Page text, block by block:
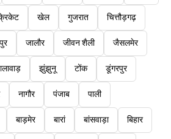
खेल गुजरात चित्तौड़गढ़
जालौर जीवन शैली जैसलमेर
झुंझुनू टोंक डूंगरपुर
नागौर पंजाब पाली
बाड़मेर बारां बांसवाड़ा बिहार